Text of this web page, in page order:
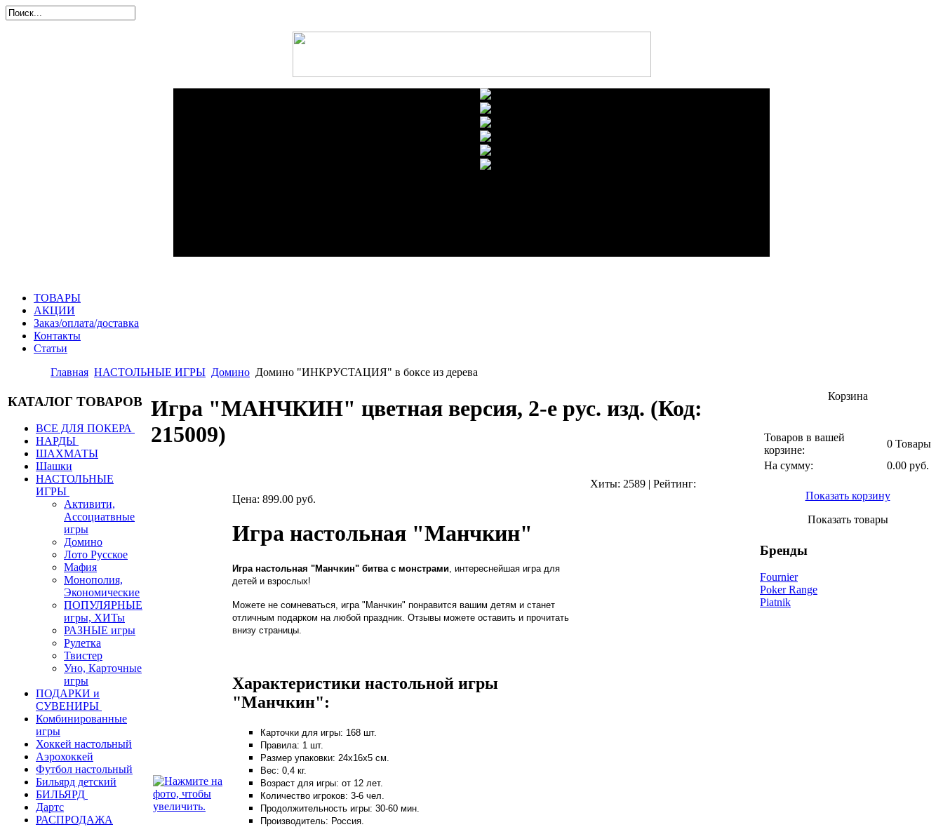
ТОВАРЫ
АКЦИИ
Заказ/оплата/доставка
Контакты
Статьи
Главная НАСТОЛЬНЫЕ ИГРЫ Домино Домино "ИНКРУСТАЦИЯ" в боксе из дерева
КАТАЛОГ ТОВАРОВ
ВСЕ ДЛЯ ПОКЕРА
НАРДЫ
ШАХМАТЫ
Шашки
НАСТОЛЬНЫЕ
ИГРЫ
Активити,
Ассоциатвные
игры
Домино
Лото Русское
Мафия
Монополия,
Экономические
ПОПУЛЯРНЫЕ
игры, ХИТы
РАЗНЫЕ игры
Рулетка
Твистер
Уно, Карточные
игры
ПОДАРКИ и
СУВЕНИРЫ
Комбинированные
игры
Хоккей настольный
Аэрохоккей
Футбол настольный
Бильярд детский
БИЛЬЯРД
Дартс
РАСПРОДАЖА
Игра "МАНЧКИН" цветная версия, 2-е рус. изд. (Код:
215009)
Хиты: 2589 | Рейтинг:
Цена: 899.00 руб.
Игра настольная "Манчкин"
Игра настольная "Манчкин" битва с монстрами , интереснейшая игра для
детей и взрослых!
Можете не сомневаться, игра "Манчкин" понравится вашим детям и станет
отличным подарком на любой праздник. Отзывы можете оставить и прочитать
внизу страницы.
Характеристики настольной игры
"Манчкин":
Карточки для игры: 168 шт.
Правила: 1 шт.
Размер упаковки: 24х16х5 см.
Вес: 0,4 кг.
Возраст для игры: от 12 лет.
Количество игроков: 3-6 чел.
Продолжительность игры: 30-60 мин.
Производитель: Россия.
Корзина
Товаров в вашей
корзине:
0 Товары
На сумму:
0.00 руб.
Показать корзину
Показать товары
Бренды
Fournier
Poker Range
Piatnik